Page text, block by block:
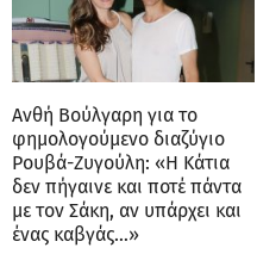
Ανθή Βούλγαρη για το
φημολογούμενο διαζύγιο
Ρουβά-Ζυγούλη: «Η Κάτια
δεν πήγαινε και ποτέ πάντα
με τον Σάκη, αν υπάρχει και
ένας καβγάς…»